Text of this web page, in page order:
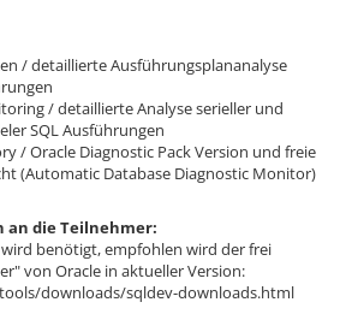
/ detaillierte Ausführungsplananalyse
/ detaillierte Analyse serieller und
SQL Ausführungen
/ Oracle Diagnostic Pack Version und freie
(Automatic Database Diagnostic Monitor)
die Teilnehmer:
benötigt, empfohlen wird der frei
von Oracle in aktueller Version:
downloads/sqldev-downloads.html